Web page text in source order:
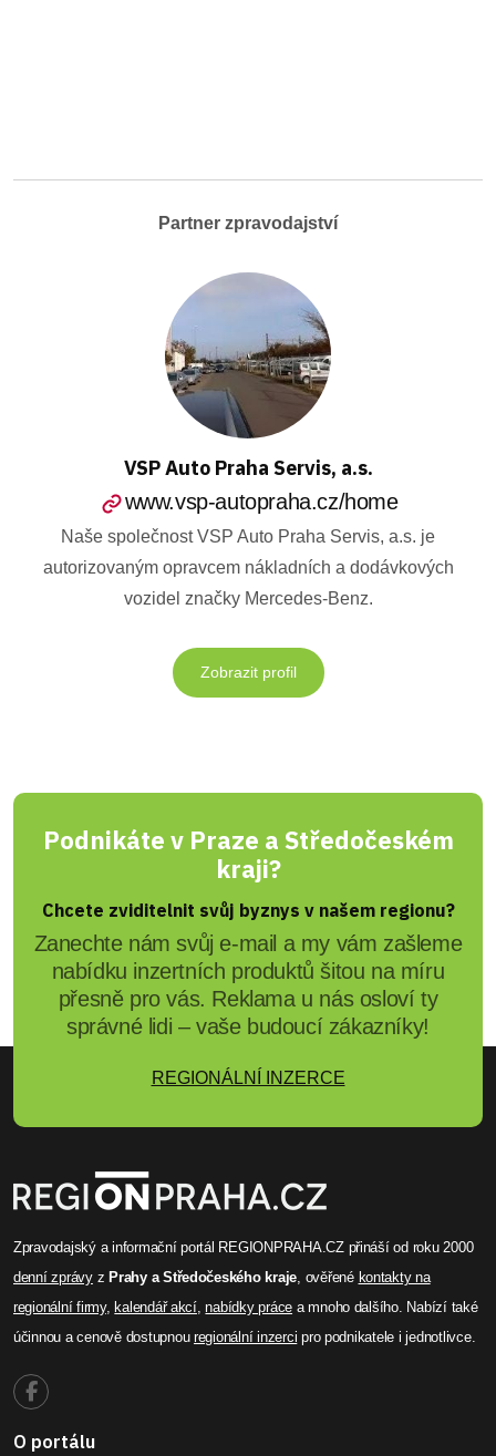
Partner zpravodajství
VSP Auto Praha Servis, a.s.
www.vsp-autopraha.cz/home
Naše společnost VSP Auto Praha Servis, a.s. je
autorizovaným opravcem nákladních a dodávkových
vozidel značky Mercedes-Benz.
Zobrazit profil
Podnikáte v Praze a Středočeském
kraji?
Chcete zviditelnit svůj byznys v našem regionu?
Zanechte nám svůj e-mail a my vám zašleme
nabídku inzertních produktů šitou na míru
přesně pro vás. Reklama u nás osloví ty
správné lidi – vaše budoucí zákazníky!
REGIONÁLNÍ INZERCE
Zpravodajský a informační portál REGIONPRAHA.CZ přináší od roku 2000
denní zprávyzPrahy a Středočeského kraje , ověřené kontakty na
regionální firmy,kalendář akcí,nabídky práce a mnoho dalšího. Nabízí také
účinnou a cenově dostupnou regionální inzerci pro podnikatele i jednotlivce.
O portálu